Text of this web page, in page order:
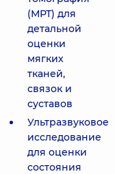
(МРТ) для
детальной
оценки
мягких
тканей,
связок и
суставов
Ультразвуковое
исследование
для оценки
состояния